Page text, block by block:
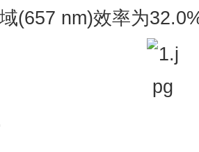
(657 nm)效率为